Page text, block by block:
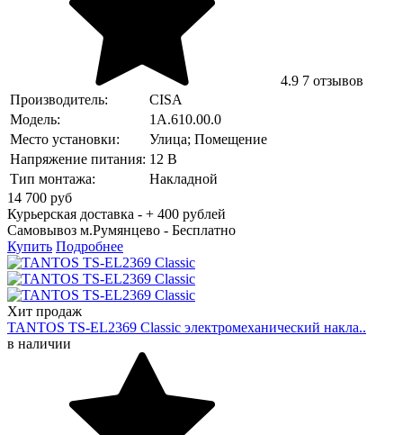
4.9 7 отзывов
Производитель:
CISA
Модель:
1A.610.00.0
Место установки:
Улица; Помещение
Напряжение питания: 12 В
Тип монтажа:
Накладной
14 700 руб
Курьерская доставка - + 400 рублей
Самовывоз м.Румянцево - Бесплатно
Купить Подробнее
Хит продаж
TANTOS TS-EL2369 Classic электромеханический накла..
в наличии